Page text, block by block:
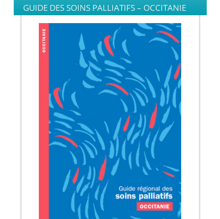
GUIDE DES SOINS PALLIATIFS – OCCITANIE